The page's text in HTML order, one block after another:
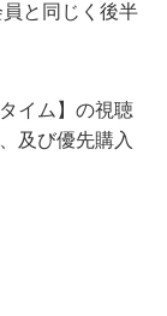
員と同じく後半
イム】の視聴
及び優先購入